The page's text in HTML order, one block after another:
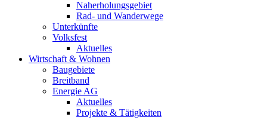
Naherholungsgebiet
Rad- und Wanderwege
Unterkünfte
Volksfest
Aktuelles
Wirtschaft & Wohnen
Baugebiete
Breitband
Energie AG
Aktuelles
Projekte & Tätigkeiten